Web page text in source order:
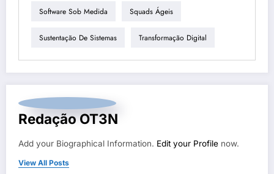
Software Sob Medida Squads Ágeis
Sustentação De Sistemas Transformação Digital
Redação OT3N
Add your Biographical Information. Edit your Profile now.
View All Posts